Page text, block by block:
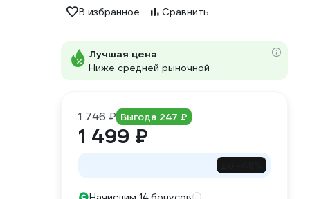
В избранное Сравнить
Лучшая цена
Ниже средней рыночной
1 746 ₽ Выгода 247 ₽
1 499 ₽